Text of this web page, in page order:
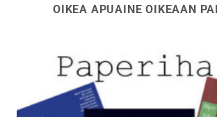
OIKEA APUAINE OIKEAAN